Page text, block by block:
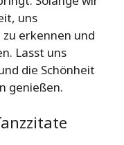
uns
erkennen und
Lasst uns
die Schönheit
genießen.